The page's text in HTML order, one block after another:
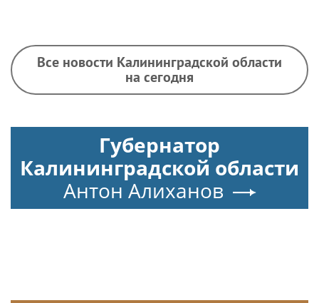
Все новости Калининградской области
на сегодня
Губернатор
Калининградской области
Антон Алиханов